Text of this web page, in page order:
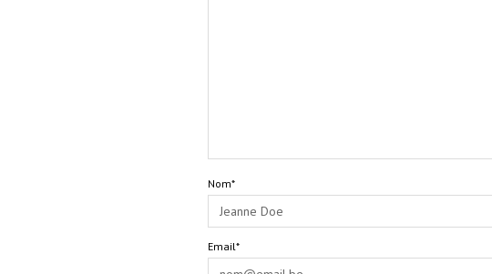
Nom*
Email*